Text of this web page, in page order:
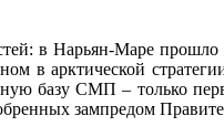
в Нарьян-Маре
в арктической
базу СМП – только
зампредом